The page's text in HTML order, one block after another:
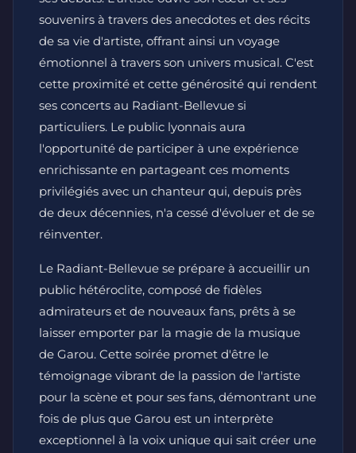
souvenirs à travers des anecdotes et des récits
de sa vie d'artiste, offrant ainsi un voyage
émotionnel à travers son univers musical. C'est
cette proximité et cette générosité qui rendent
ses concerts au Radiant-Bellevue si
particuliers. Le public lyonnais aura
l'opportunité de participer à une expérience
enrichissante en partageant ces moments
privilégiés avec un chanteur qui, depuis près
de deux décennies, n'a cessé d'évoluer et de se
réinventer.
Le Radiant-Bellevue se prépare à accueillir un
public hétéroclite, composé de fidèles
admirateurs et de nouveaux fans, prêts à se
laisser emporter par la magie de la musique
de Garou. Cette soirée promet d'être le
témoignage vibrant de la passion de l'artiste
pour la scène et pour ses fans, démontrant une
fois de plus que Garou est un interprète
exceptionnel à la voix unique qui sait créer une